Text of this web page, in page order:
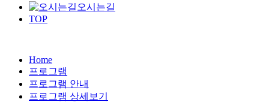
오시는길
TOP
Home
프로그램
프로그램 안내
프로그램 상세보기